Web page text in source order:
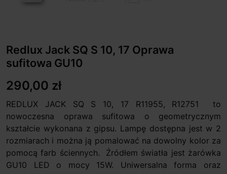
Redlux Jack SQ S 10, 17 Oprawa
sufitowa GU10
290,00 zł
REDLUX JACK SQ S 10, 17 R11955, R12751 to
nowoczesna oprawa sufitowa o geometrycznym
kształcie wykonana z gipsu. Lampę dostępna jest w 2
rozmiarach i można ją pomalować na dowolny kolor za
pomocą farb ściennych. Źródłem światła jest żarówka
GU10 LED o mocy 15W. Uniwersalna forma oraz